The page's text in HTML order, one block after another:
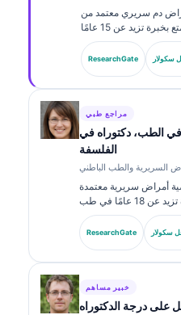
دم سريري معتمد من
المجلس الطبي وأخصائي باطنة، يتمتع بخبرة تزيد عن 15 عامًا
المدعوم بالذكاء
الشؤون الطبية في
Kantesti AI، يوفّر إشرافًا سريريًا على دقة المعلومات الطبية
ResearchGate سكولار
مراجع طبي
الطب، دكتوراه في
الفلسفة
السريرية والطب الباطني
أمراض سريرية معتمدة
من مجلس الإدارة، وتتمتع بخبرة تزيد عن 18 عامًا في طب
تحمل شهادات تخصص في
نطاق واسع حول لوحات
ResearchGate سكولار
خبير مساهم
على درجة الدكتوراه